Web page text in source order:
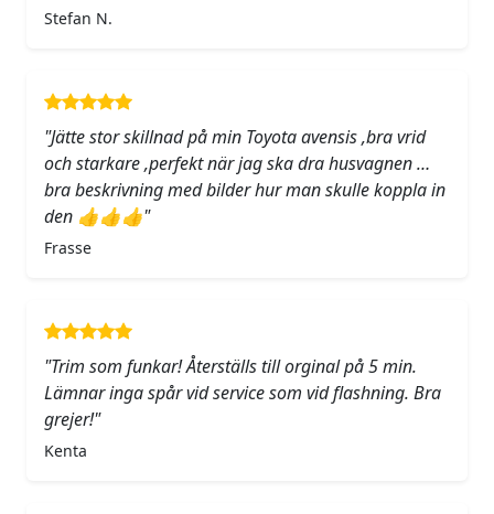
Stefan N.
"Jätte stor skillnad på min Toyota avensis ,bra vrid
och starkare ,perfekt när jag ska dra husvagnen …
bra beskrivning med bilder hur man skulle koppla in
den 👍👍👍"
Frasse
"Trim som funkar! Återställs till orginal på 5 min.
Lämnar inga spår vid service som vid flashning. Bra
grejer!"
Kenta